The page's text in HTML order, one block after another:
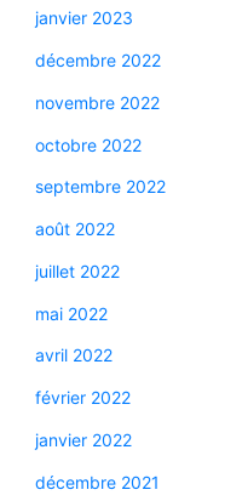
janvier 2023
décembre 2022
novembre 2022
octobre 2022
septembre 2022
août 2022
juillet 2022
mai 2022
avril 2022
février 2022
janvier 2022
décembre 2021